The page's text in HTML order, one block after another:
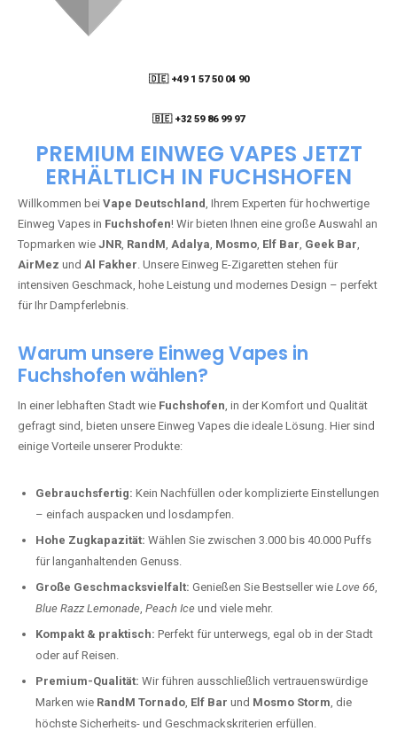
🇩🇪 +49 1 57 50 04 90
🇧🇪 +32 59 86 99 97
PREMIUM EINWEG VAPES JETZT
ERHÄLTLICH IN FUCHSHOFEN
Willkommen bei Vape Deutschland, Ihrem Experten für hochwertige
Einweg Vapes in Fuchshofen! Wir bieten Ihnen eine große Auswahl an
Topmarken wie JNR, RandM, Adalya, Mosmo, Elf Bar, Geek Bar,
AirMez und Al Fakher. Unsere Einweg E-Zigaretten stehen für
intensiven Geschmack, hohe Leistung und modernes Design – perfekt
für Ihr Dampferlebnis.
Warum unsere Einweg Vapes in
Fuchshofen wählen?
In einer lebhaften Stadt wie Fuchshofen, in der Komfort und Qualität
gefragt sind, bieten unsere Einweg Vapes die ideale Lösung. Hier sind
einige Vorteile unserer Produkte:
Gebrauchsfertig: Kein Nachfüllen oder komplizierte Einstellungen
– einfach auspacken und losdampfen.
Hohe Zugkapazität: Wählen Sie zwischen 3.000 bis 40.000 Puffs
für langanhaltenden Genuss.
Große Geschmacksvielfalt: Genießen Sie Bestseller wie Love 66,
Blue Razz Lemonade, Peach Ice und viele mehr.
Kompakt & praktisch: Perfekt für unterwegs, egal ob in der Stadt
oder auf Reisen.
Premium-Qualität: Wir führen ausschließlich vertrauenswürdige
Marken wie RandM Tornado, Elf Bar und Mosmo Storm, die
höchste Sicherheits- und Geschmackskriterien erfüllen.